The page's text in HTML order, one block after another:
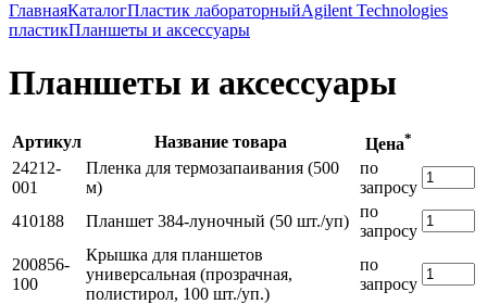
ГлавнаяКаталогПластик лабораторныйAgilent Technologies
пластикПланшеты и аксессуары
Планшеты и аксессуары
Артикул Название товара Цена*
24212-
001
Пленка для термозапаивания (500
м)
по
запросу
410188
Планшет 384-луночный (50 шт./уп)
по
запросу
200856-
100
Крышка для планшетов
универсальная (прозрачная,
полистирол, 100 шт./уп.)
по
запросу